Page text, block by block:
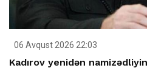
06 Avqust 2026 22:03
Kadırov yenidən